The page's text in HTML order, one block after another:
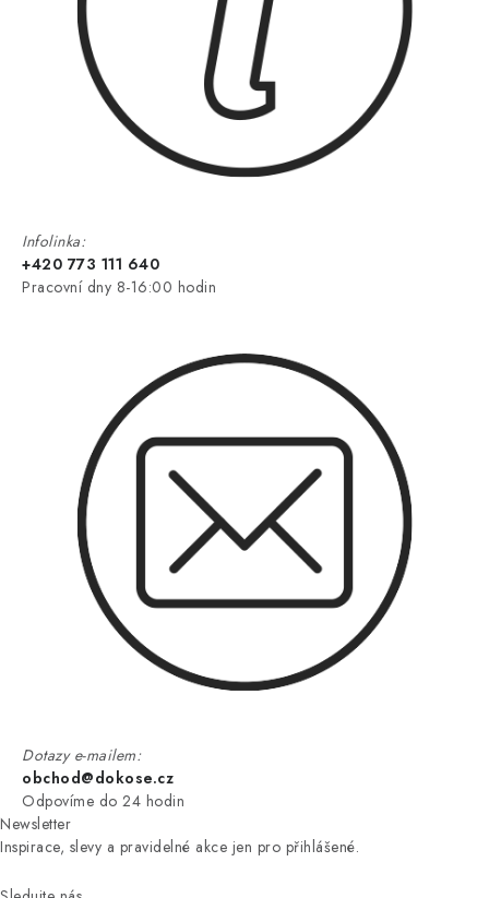
Infolinka:
+420 773 111 640
Pracovní dny 8-16:00 hodin
Dotazy e-mailem:
obchod@dokose.cz
Odpovíme do 24 hodin
Newsletter
Inspirace, slevy a pravidelné akce jen pro přihlášené.